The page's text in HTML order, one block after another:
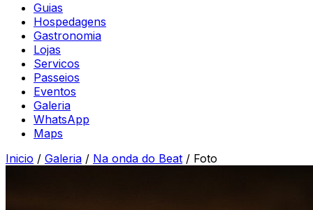
Guias
Hospedagens
Gastronomia
Lojas
Servicos
Passeios
Eventos
Galeria
WhatsApp
Maps
Inicio / Galeria / Na onda do Beat / Foto